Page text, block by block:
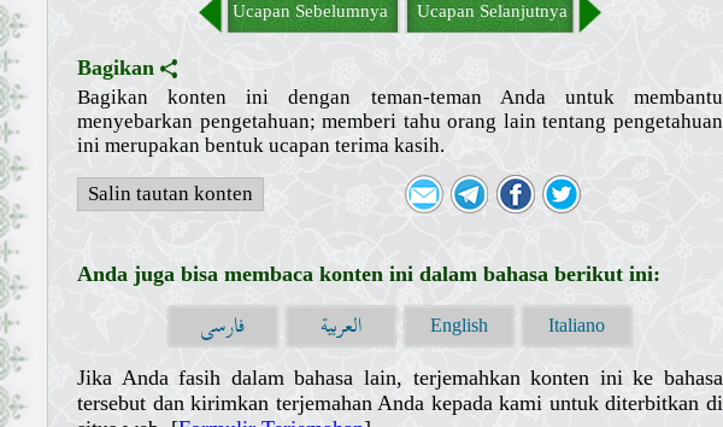
Ucapan Sebelumnya Ucapan Selanjutnya
Bagikan
Bagikan konten ini dengan teman-teman Anda untuk membantu
menyebarkan pengetahuan; memberi tahu orang lain tentang pengetahuan
ini merupakan bentuk ucapan terima kasih.
Salin tautan konten
Anda juga bisa membaca konten ini dalam bahasa berikut ini:
فارسی العربية English Italiano
Jika Anda fasih dalam bahasa lain, terjemahkan konten ini ke bahasa
tersebut dan kirimkan terjemahan Anda kepada kami untuk diterbitkan di